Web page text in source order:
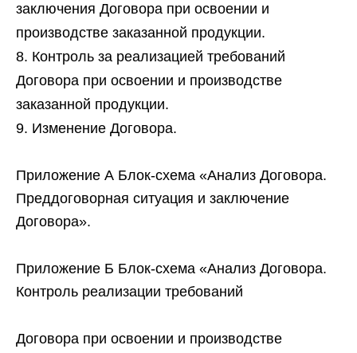
заключения Договора при освоении и
производстве заказанной продукции.
Контроль за реализацией требований
Договора при освоении и производстве
заказанной продукции.
Изменение Договора.
Приложение А Блок-схема «Анализ Договора.
Преддоговорная ситуация и заключение
Договора».
Приложение Б Блок-схема «Анализ Договора.
Контроль реализации требований
Договора при освоении и производстве